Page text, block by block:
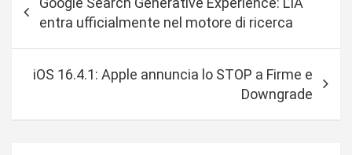
a
entra ufficialmente nel motore di ricerca
iOS 16.4.1: Apple annuncia lo STOP a Firme e
Downgrade